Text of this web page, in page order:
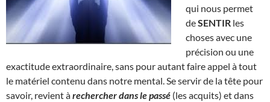
qui nous permet
deSENTIR les
choses avec une
précision ou une
exactitude extraordinaire, sans pour autant faire appel à tout
le matériel contenu dans notre mental. Se servir de la tête pour
savoir, revient àrechercher dans le passé (les acquits) et dans